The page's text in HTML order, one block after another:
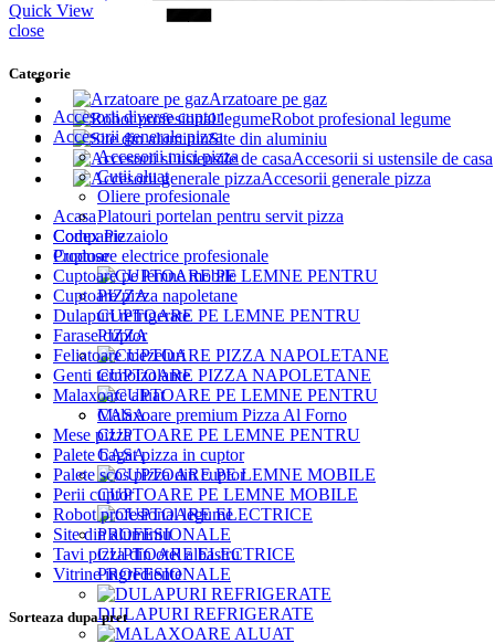
Arzatoare pe gaz
Robot profesional legume
Site din aluminiu
Accesorii si ustensile de casa
Accesorii generale pizza
Acasa
Companie
Produse
CUPTOARE PE LEMNE PENTRU
PIZZA
CUPTOARE PIZZA NAPOLETANE
CUPTOARE PE LEMNE PENTRU
CASA
CUPTOARE PE LEMNE MOBILE
CUPTOARE ELECTRICE
PROFESIONALE
DULAPURI REFRIGERATE
115,00 €.
Quick View
close
Categorie
Accesorii diverse cuptor
Accesorii generale pizza
Accesorii mici pizza
Cutii aluat
Oliere profesionale
Platouri portelan pentru servit pizza
Codex Pizzaiolo
Cuptoare electrice profesionale
Cuptoare pe lemne mobile
Cuptoare pizza napoletane
Dulapuri refrigerate
Farase cuptor
Feliatoare mezeluri
Genti termoizolante
Malaxoare aluat
Malaxoare premium Pizza Al Forno
Mese pizza
Palete bagat pizza in cuptor
Palete scos pizza din cuptor
Perii cuptor
Robot profesional legume
Site din aluminiu
Tavi pizza din otel albastru
Vitrine ingrediente
Sorteaza dupa pret